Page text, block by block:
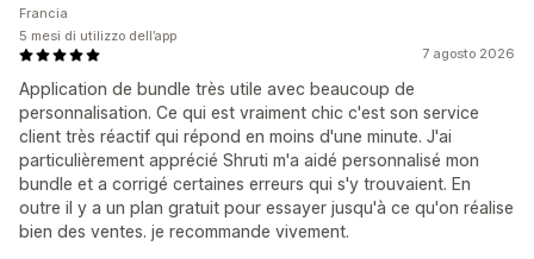
7 agosto 2026
Application de bundle très utile avec beaucoup de
personnalisation. Ce qui est vraiment chic c'est son service
client très réactif qui répond en moins d'une minute. J'ai
particulièrement apprécié Shruti m'a aidé personnalisé mon
bundle et a corrigé certaines erreurs qui s'y trouvaient. En
outre il y a un plan gratuit pour essayer jusqu'à ce qu'on réalise
bien des ventes. je recommande vivement.
Francia
5 mesi di utilizzo dell’app